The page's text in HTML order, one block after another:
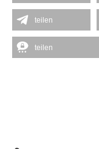
teilen
teilen